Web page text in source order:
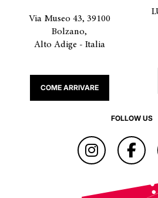
Via Museo 43, 39100
Bolzano,
Alto Adige - Italia
COME ARRIVARE
FOLLOW US